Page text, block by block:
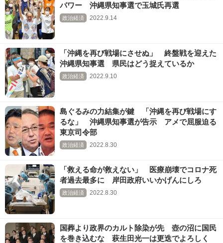
パワー 沖縄県知事選で玉城氏再選
政治経済 2022.9.14
「沖縄を再び戦場にさせぬ」 終盤戦を迎えた
沖縄県知事選 県民はどう捉えているか
政治経済 2022.9.10
島ぐるみの力結集が鍵 「沖縄を再び戦場にす
るな」 沖縄県知事選が告示 アメで屈服迫る
東京司令部
政治経済 2022.8.30
「救える命が救えない」 医療崩壊でコロナ死
者過去最多に 岸田政府いいかげんにしろ
政治経済 2022.8.30
国葬より政界のカルト除染が先 壺の沼に国民
を巻き込むな 萩生田光一は更迭でよろしく